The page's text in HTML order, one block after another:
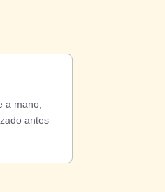
a mano,
antes